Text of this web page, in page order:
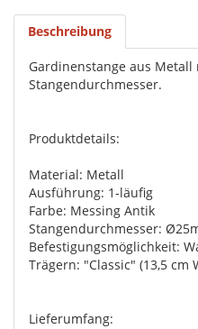
Beschreibung
Gardinenstange aus
Stangendurchmesser.
Produktdetails:
Material: Metall
Ausführung: 1-läufig
Farbe: Messing Antik
Stangendurchmesser:
Befestigungsmöglichkeit:
Trägern: "Classic" (13,5 cm
Lieferumfang: